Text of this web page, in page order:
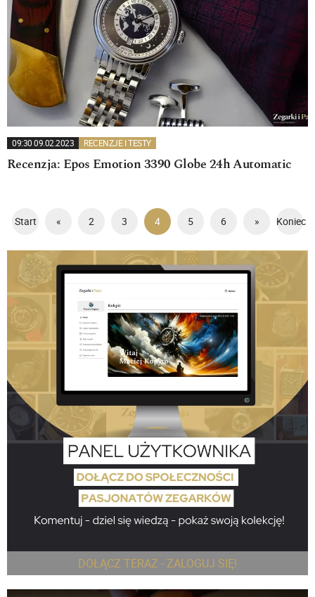
09:30 09.02.2023 RECENZJE I TESTY
Recenzja: Epos Emotion 3390 Globe 24h Automatic
Start « 2 3 4 5 6 » Koniec
DOŁĄCZ TERAZ - ZALOGUJ SIĘ!